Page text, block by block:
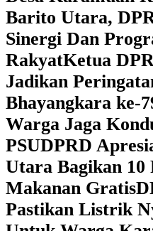
Barito Utara,
Sinergi Dan
RakyatKetua
Jadikan
Bhayangkara ke-
Warga Jaga
PSUDPRD
Utara Bagikan 10
Makanan Gratis
Pastikan Listrik